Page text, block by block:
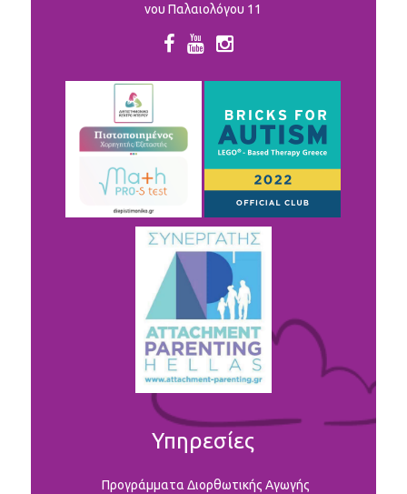
νου Παλαιολόγου 11
Υπηρεσίες
Προγράμματα Διορθωτικής Αγωγής